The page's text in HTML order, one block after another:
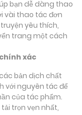
bạn dễ dàng thao
vài thao tác đơn
yêu thích,
trang một cách
xác
bản dịch chất
với nguyên tác để
của tác phẩm.
trọn vẹn nhất,